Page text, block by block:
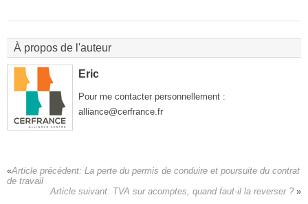
À propos de l'auteur
Eric
Pour me contacter personnellement :
alliance@cerfrance.fr
Article précédent: La perte du permis de conduire et poursuite du contrat
de travail
Article suivant: TVA sur acomptes, quand faut-il la reverser ?